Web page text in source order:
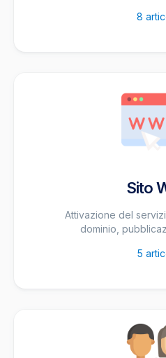
8
Sito
Attivazione del
dominio,
5